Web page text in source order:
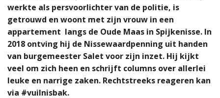
werkte als persvoorlichter van de politie, is
getrouwd en woont met zijn vrouw in een
appartement langs de Oude Maas in Spijkenisse. In
2018 ontving hij de Nissewaardpenning uit handen
van burgemeester Salet voor zijn inzet. Hij kijkt
veel om zich heen en schrijft columns over allerlei
leuke en narrige zaken. Rechtstreeks reageren kan
via #vuilnisbak.